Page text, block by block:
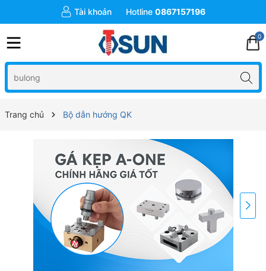
Tài khoản Hotline 0867157196
0
Trang chủ Bộ dẫn hướng QK